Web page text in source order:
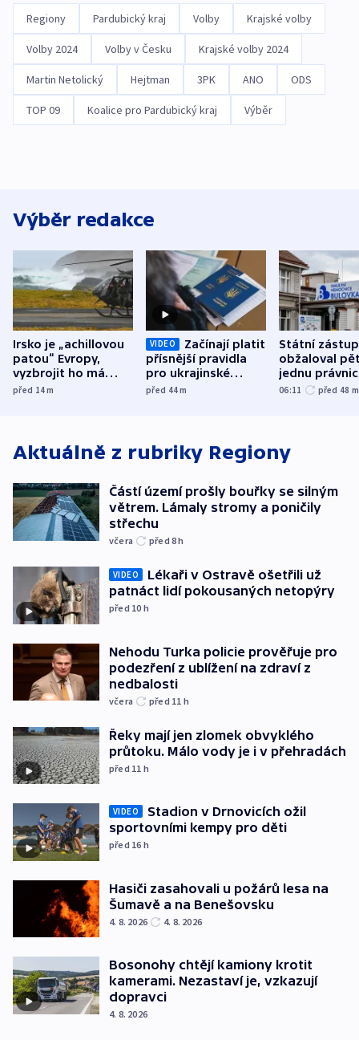
Regiony Pardubický kraj Volby Krajské volby
Volby 2024 Volby v Česku Krajské volby 2024
Martin Netolický Hejtman 3PK ANO ODS
TOP 09 Koalice pro Pardubický kraj Výběr
Výběr redakce
Irsko je „achillovou
patou“ Evropy,
vyzbrojit ho má
Francie
před 14m
VIDEO
Začínají platit
přísnější pravidla
pro ukrajinské
uprchlíky
před 44m
Státní
obžaloval
jednu
osobu v
06:11 před 48 m
Aktuálně z rubriky Regiony
Částí území prošly bouřky se silným
větrem. Lámaly stromy a poničily
střechu
včera před 8h
VIDEO
Lékaři v Ostravě ošetřili už
patnáct lidí pokousaných netopýry
před 10 h
Nehodu Turka policie prověřuje pro
podezření z ublížení na zdraví z
nedbalosti
včera před 11 h
Řeky mají jen zlomek obvyklého
průtoku. Málo vody je i v přehradách
před 11 h
VIDEO
Stadion v Drnovicích ožil
sportovními kempy pro děti
před 16 h
Hasiči zasahovali u požárů lesa na
Šumavě a na Benešovsku
4. 8. 2026 4. 8. 2026
Bosonohy chtějí kamiony krotit
kamerami. Nezastaví je, vzkazují
dopravci
4. 8. 2026